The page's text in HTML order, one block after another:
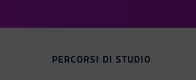
PERCORSI DI STUDIO